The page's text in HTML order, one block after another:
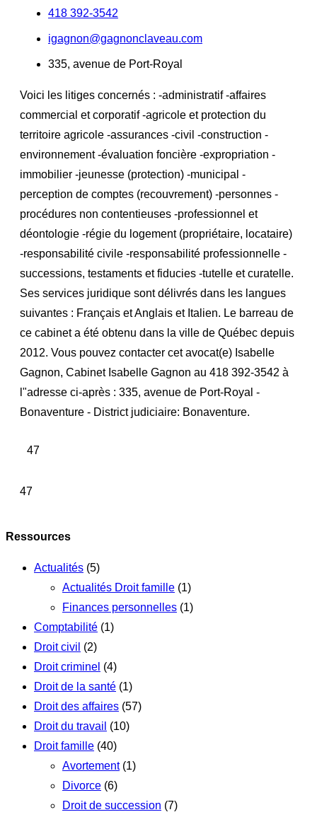
418 392-3542
igagnon@gagnonclaveau.com
335, avenue de Port-Royal
Voici les litiges concernés : -administratif -affaires
commercial et corporatif -agricole et protection du
territoire agricole -assurances -civil -construction -
environnement -évaluation foncière -expropriation -
immobilier -jeunesse (protection) -municipal -
perception de comptes (recouvrement) -personnes -
procédures non contentieuses -professionnel et
déontologie -régie du logement (propriétaire, locataire)
-responsabilité civile -responsabilité professionnelle -
successions, testaments et fiducies -tutelle et curatelle.
Ses services juridique sont délivrés dans les langues
suivantes : Français et Anglais et Italien. Le barreau de
ce cabinet a été obtenu dans la ville de Québec depuis
2012. Vous pouvez contacter cet avocat(e) Isabelle
Gagnon, Cabinet Isabelle Gagnon au 418 392-3542 à
l"adresse ci-après : 335, avenue de Port-Royal -
Bonaventure - District judiciaire: Bonaventure.
47
47
Ressources
Actualités (5)
Actualités Droit famille (1)
Finances personnelles (1)
Comptabilité (1)
Droit civil (2)
Droit criminel (4)
Droit de la santé (1)
Droit des affaires (57)
Droit du travail (10)
Droit famille (40)
Avortement(1)
Divorce (6)
Droit de succession (7)